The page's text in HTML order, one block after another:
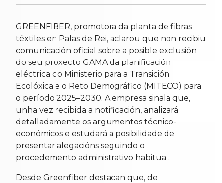
GREENFIBER, promotora da planta de fibras
téxtiles en Palas de Rei, aclarou que non recibiu
comunicación oficial sobre a posible exclusión
do seu proxecto GAMA da planificación
eléctrica do Ministerio para a Transición
Ecolóxica e o Reto Demográfico (MITECO) para
o período 2025–2030. A empresa sinala que,
unha vez recibida a notificación, analizará
detalladamente os argumentos técnico-
económicos e estudará a posibilidade de
presentar alegacións seguindo o
procedemento administrativo habitual.
Desde Greenfiber destacan que, de